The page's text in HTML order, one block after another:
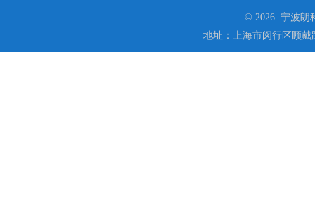
© 2026 宁波朗
地址：上海市闵行区顾